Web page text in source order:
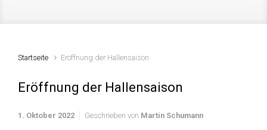
Startseite Eröffnung der Hallensaison
Eröffnung der Hallensaison
1. Oktober 2022 Geschrieben von Martin Schumann